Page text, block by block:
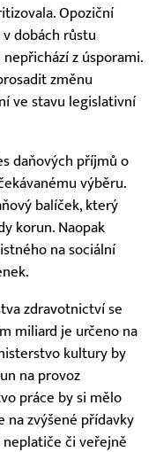
Opoziční
dobách růstu
z úsporami.
změnu
ve stavu legislativní
daňových příjmů o
výběru.
balíček, který
korun. Naopak
na sociální
zdravotnictví se
miliard je určeno na
kultury by
na provoz
práce by si mělo
na zvýšené přídavky
neplatiče či veřejně